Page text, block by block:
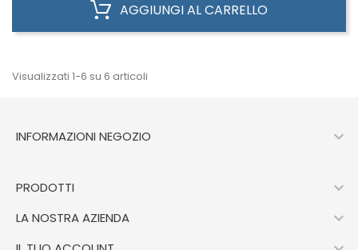
AGGIUNGI AL CARRELLO
Visualizzati 1-6 su 6 articoli
INFORMAZIONI NEGOZIO 
PRODOTTI 
LA NOSTRA AZIENDA 